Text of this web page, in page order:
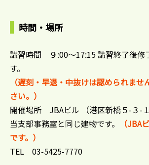
時間・場所
講習時間 ９:00〜17:15 講習終了後修
す。
（遅刻・早退・中抜けは認められま
さい。）
開催場所 JBAビル （港区新橋５-３-１
当支部事務室と同じ建物です。
（JBA
です。）
TEL 03-5425-7770